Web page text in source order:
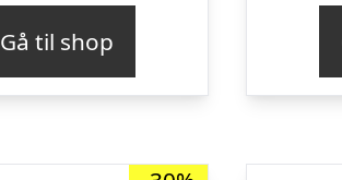
var:
kr. 139,00.kr. 97,30.
Gå til shop